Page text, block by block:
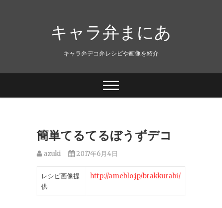
キャラ弁まにあ
キャラ弁デコ弁レシピや画像を紹介
簡単てるてるぼうずデコ
azuki 2017年6月4日
レシピ画像提
供
http://ameblo.jp/brakkurabi/